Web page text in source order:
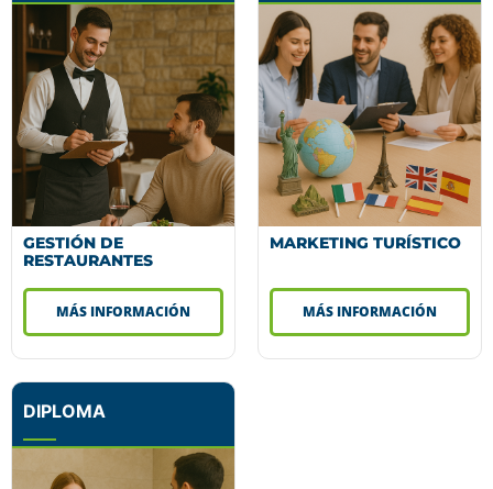
GESTIÓN DE
RESTAURANTES
MÁS INFORMACIÓN
MARKETING TURÍSTICO
MÁS INFORMACIÓN
DIPLOMA